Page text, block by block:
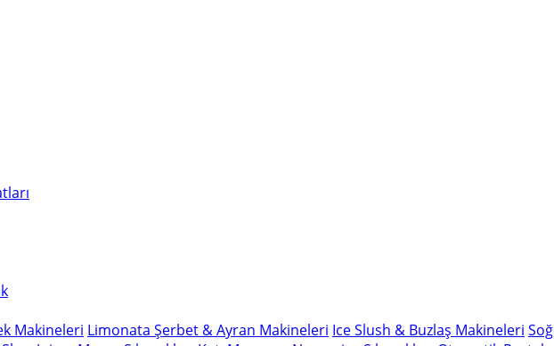
Makineleri Limonata Şerbet & Ayran Makineleri Ice Slush & Buzlaş Makineleri